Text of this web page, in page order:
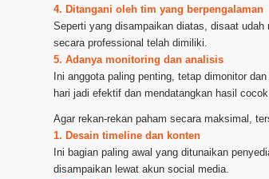
4. Ditangani oleh tim yang berpengalaman
Seperti yang disampaikan diatas, disaat
secara professional telah dimiliki.
5. Adanya monitoring dan analisis
Ini anggota paling penting, tetap dimonitor
hari jadi efektif dan mendatangkan hasil
Agar rekan-rekan paham secara maksimal,
1. Desain timeline dan konten
Ini bagian paling awal yang ditunaikan
disampaikan lewat akun social media.